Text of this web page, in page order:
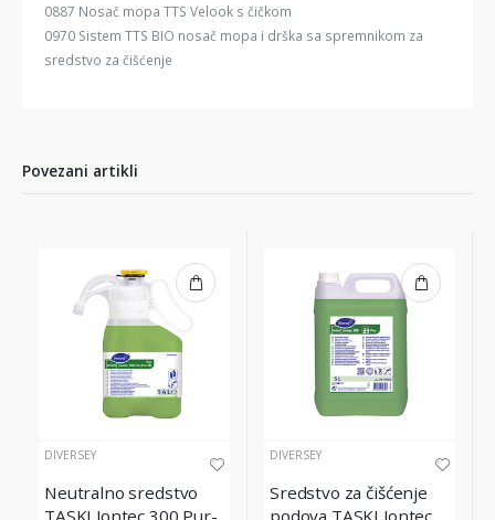
0887 Nosač mopa TTS Velook s čičkom
0970 Sistem TTS BIO nosač mopa i drška sa spremnikom za
sredstvo za čišćenje
Povezani artikli
DIVERSEY
Neutralno sredstvo
TASKI Jontec 300 Pur-
DIVERSEY
Sredstvo za čišćenje
podova TASKI Jontec